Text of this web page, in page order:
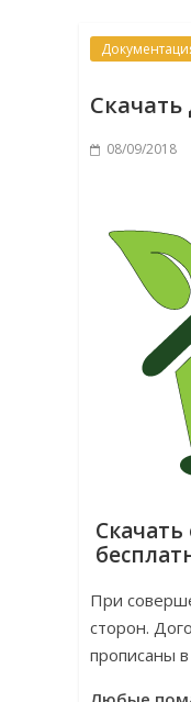
08/09/2018
При
сторон.
прописаны